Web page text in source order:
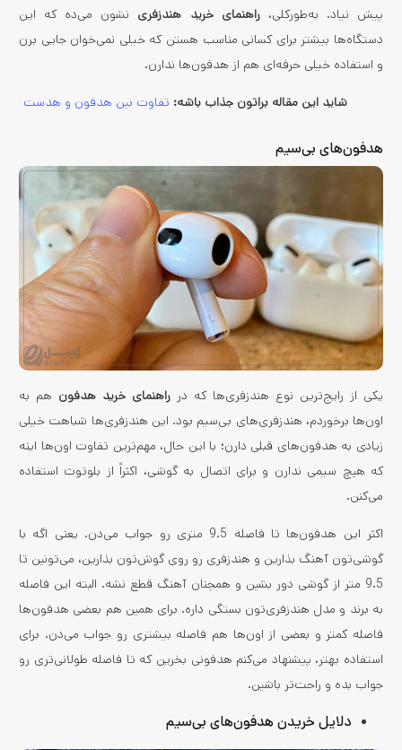
پیش نیاد. به‌طورکلی،راهنمای خرید هندزفری نشون می‌ده که این
دستگاه‌ها بیشتر برای کسانی مناسب هستن که خیلی نمی‌خوان جایی برن
و استفاده خیلی حرفه‌ای هم از هدفون‌ها ندارن.
شاید این مقاله براتون جذاب باشه: تفاوت بین هدفون و هدست
هدفون‌های بی‌سیم
یکی از رایج‌ترین نوع هندزفری‌ها که در راهنمای خرید هدفون هم به
اون‌ها برخوردم، هندزفری‌های بی‌سیم بود. این هندزفری‌ها شباهت خیلی
زیادی به هدفون‌های قبلی دارن؛ با این ‌حال، مهم‌ترین تفاوت اون‌ها اینه
که هیچ سیمی ندارن و برای اتصال به گوشی، اکثراً از بلوتوث استفاده
می‌کنن.
اکثر این هدفون‌ها تا فاصله 9.5 متری رو جواب می‌دن. یعنی اگه با
گوشی‌تون آهنگ بذارین و هندزفری رو روی گوش‌تون بذارین، می‌تونین تا
9.5 متر از گوشی دور بشین و همچنان آهنگ قطع نشه. البته این فاصله
به برند و مدل هندزفری‌تون بستگی داره. برای همین هم بعضی هدفون‌ها
فاصله کمتر و بعضی از اون‌ها هم فاصله بیشتری رو جواب می‌دن. برای
استفاده بهتر، پیشنهاد می‌کنم هدفونی بخرین که تا فاصله طولانی‌تری رو
جواب بده و راحت‌تر باشین.
دلایل خریدن هدفون‌های بی‌سیم